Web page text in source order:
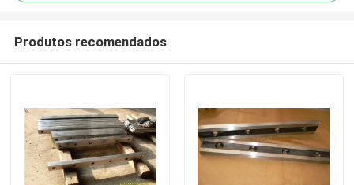
Produtos recomendados